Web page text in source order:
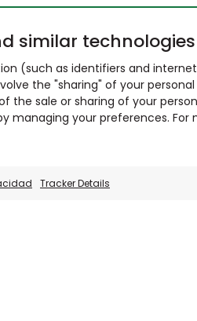
similar technologies
(such as identifiers and
the "sharing" of your
the sale or sharing of your
managing your preferences.
Tracker Details